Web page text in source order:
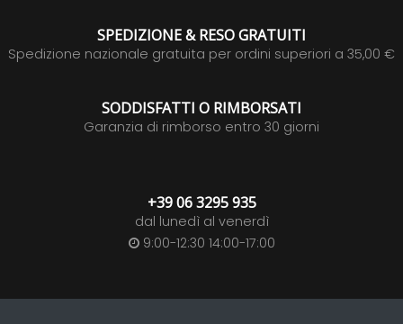
SPEDIZIONE & RESO GRATUITI
Spedizione nazionale gratuita per ordini superiori a 35,00 €
SODDISFATTI O RIMBORSATI
Garanzia di rimborso entro 30 giorni
+39 06 3295 935
dal lunedì al venerdì
9:00-12:30 14:00-17:00